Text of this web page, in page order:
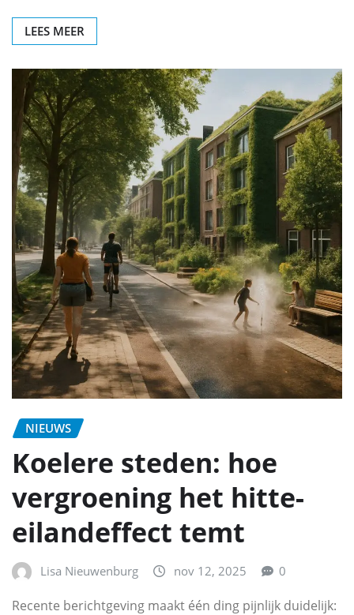
LEES MEER
NIEUWS
Koelere steden: hoe
vergroening het hitte-
eilandeffect temt
Lisa Nieuwenburg nov 12, 2025 0
Recente berichtgeving maakt één ding pijnlijk duidelijk: